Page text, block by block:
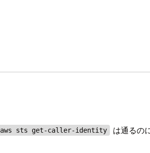
aws sts get-caller-identity は通るの